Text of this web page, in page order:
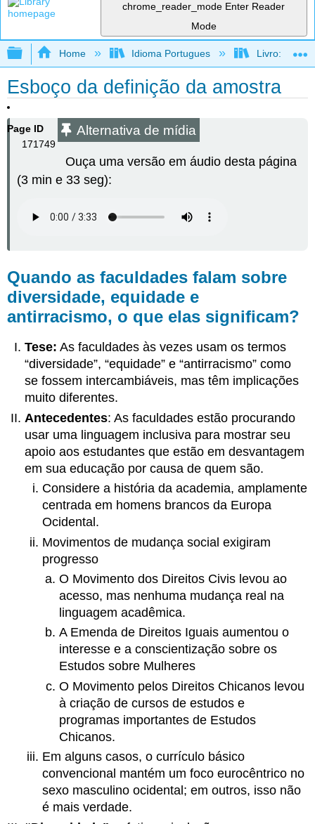
chrome_reader_mode Enter Reader
Mode
Expand/collapse global hierarchy
Home Idioma Portugues Livro: Como
Esboço da definição da amostra
Page ID
171749
Alternativa de mídia
Ouça uma versão em áudio desta página
(3 min e 33 seg):
Quando as faculdades falam sobre
diversidade, equidade e
antirracismo, o que elas significam?
Tese: As faculdades às vezes usam os termos
“diversidade”, “equidade” e “antirracismo” como
se fossem intercambiáveis, mas têm implicações
muito diferentes.
Antecedentes: As faculdades estão procurando
usar uma linguagem inclusiva para mostrar seu
apoio aos estudantes que estão em desvantagem
em sua educação por causa de quem são.
Considere a história da academia, amplamente
centrada em homens brancos da Europa
Ocidental.
Movimentos de mudança social exigiram
progresso
O Movimento dos Direitos Civis levou ao
acesso, mas nenhuma mudança real na
linguagem acadêmica.
A Emenda de Direitos Iguais aumentou o
interesse e a conscientização sobre os
Estudos sobre Mulheres
O Movimento pelos Direitos Chicanos levou
à criação de cursos de estudos e
programas importantes de Estudos
Chicanos.
Em alguns casos, o currículo básico
convencional mantém um foco eurocêntrico no
sexo masculino ocidental; em outros, isso não
é mais verdade.